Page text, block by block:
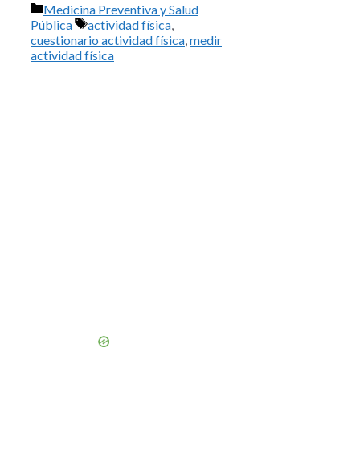
Categorías
Medicina Preventiva y Salud
Pública
Etiquetas
actividad física,
cuestionario actividad física,medir
actividad física